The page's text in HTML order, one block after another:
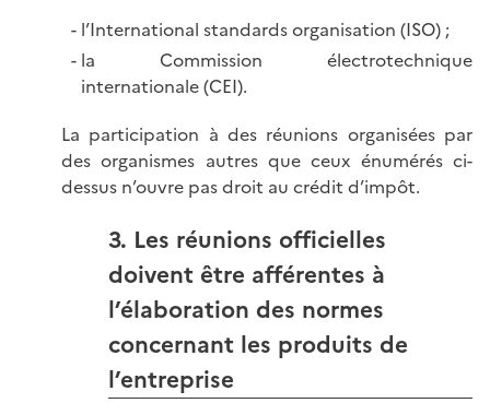
l’International standards organisation (ISO) ;
la Commission électrotechnique
internationale (CEI).
La participation à des réunions organisées par
des organismes autres que ceux énumérés ci-
dessus n’ouvre pas droit au crédit d’impôt.
3. Les réunions officielles
doivent être afférentes à
l’élaboration des normes
concernant les produits de
l’entreprise